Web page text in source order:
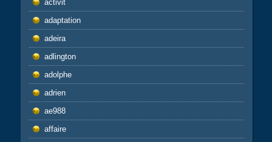
activit
adaptation
adeira
adlington
adolphe
adrien
ae988
affaire